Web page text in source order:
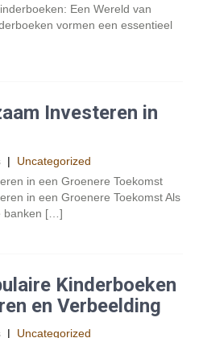
Een Wereld van
vormen een essentieel
Investeren in
| Uncategorized
in een Groenere Toekomst
in een Groenere Toekomst Als
banken […]
Kinderboeken
en Verbeelding
| Uncategorized